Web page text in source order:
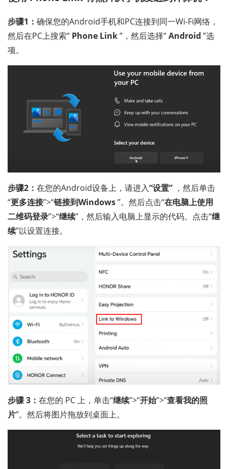
步骤1： 确保您的Android手机和PC连接到同一Wi-Fi网络，
然后在PC上搜索“ Phone Link”，然后选择“Android ”选
项。
步骤2： 在您的Android设备上，请进入“设置” ，然后单击
“更多连接”>“链接到Windows”。然后点击“在电脑上使用
二维码登录”>“继续”，然后输入电脑上显示的代码。点击“继
续”以设置连接。
步骤 3： 在您的 PC 上，单击“继续”>“开始”>“查看我的照
片”。然后将图片拖放到桌面上。